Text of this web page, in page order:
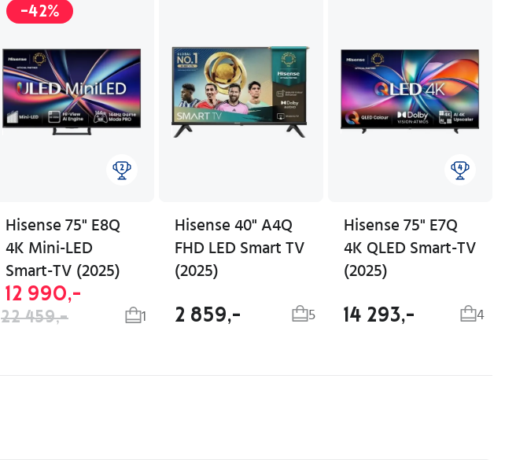
-42%
Hisense 75" E8Q
4K Mini-LED
Smart-TV (2025)
12 990,-
22 459,- 1
Hisense 40" A4Q
FHD LED Smart TV
(2025)
2 859,- 5
Hisense 75" E7Q
4K QLED Smart-TV
(2025)
14 293,- 4